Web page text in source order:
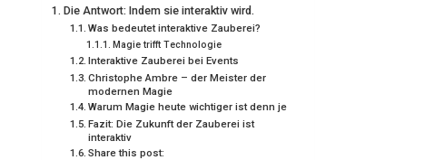
Die Antwort: Indem sie interaktiv wird.
Was bedeutet interaktive Zauberei?
Magie trifft Technologie
Interaktive Zauberei bei Events
Christophe Ambre – der Meister der
modernen Magie
Warum Magie heute wichtiger ist denn je
Fazit: Die Zukunft der Zauberei ist
interaktiv
Share this post: